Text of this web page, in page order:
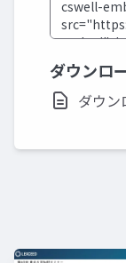
ダウンロ
ダウ